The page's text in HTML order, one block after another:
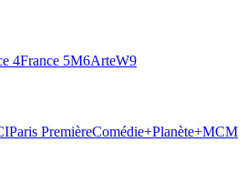
4France 5M6ArteW9
Paris PremièreComédie+Planète+MCM